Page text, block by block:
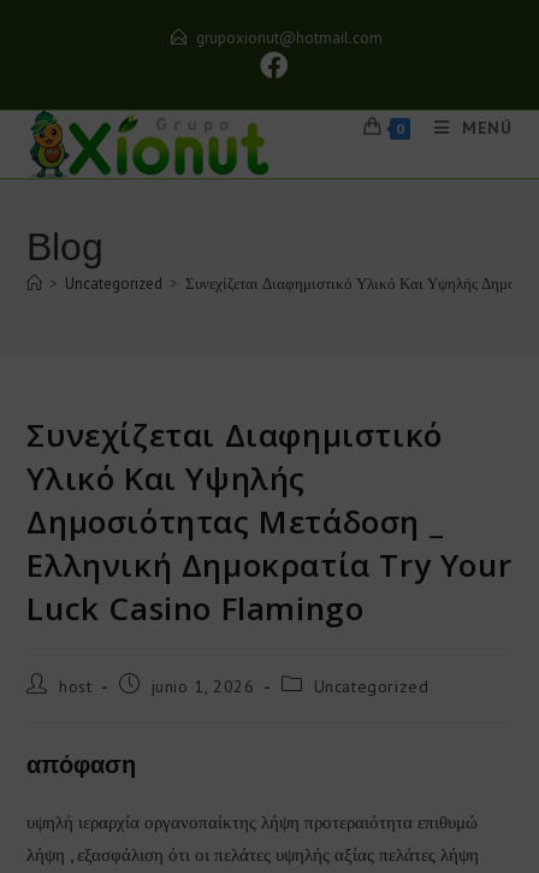
grupoxionut@hotmail.com
0 MENÚ
Blog
> Uncategorized > Συνεχίζεται Διαφημιστικό Υλικό Και Υψηλής
Συνεχίζεται Διαφημιστικό
Υλικό Και Υψηλής
Δημοσιότητας Μετάδοση _
Ελληνική Δημοκρατία Try Your
Luck Casino Flamingo
host junio 1, 2026 Uncategorized
απόφαση
υψηλή ιεραρχία οργανοπαίκτης λήψη προτεραιότητα επιθυμώ
λήψη , εξασφάλιση ότι οι πελάτες υψηλής αξίας πελάτες λήψη